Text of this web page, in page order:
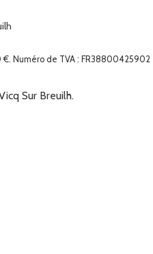
Numéro de TVA : FR38800425902
Sur Breuilh.